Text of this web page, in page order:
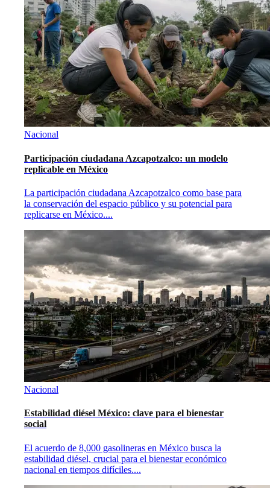
Nacional
Participación ciudadana Azcapotzalco: un modelo
replicable en México
La participación ciudadana Azcapotzalco como base para
la conservación del espacio público y su potencial para
replicarse en México....
Nacional
Estabilidad diésel México: clave para el bienestar
social
El acuerdo de 8,000 gasolineras en México busca la
estabilidad diésel, crucial para el bienestar económico
nacional en tiempos difíciles....